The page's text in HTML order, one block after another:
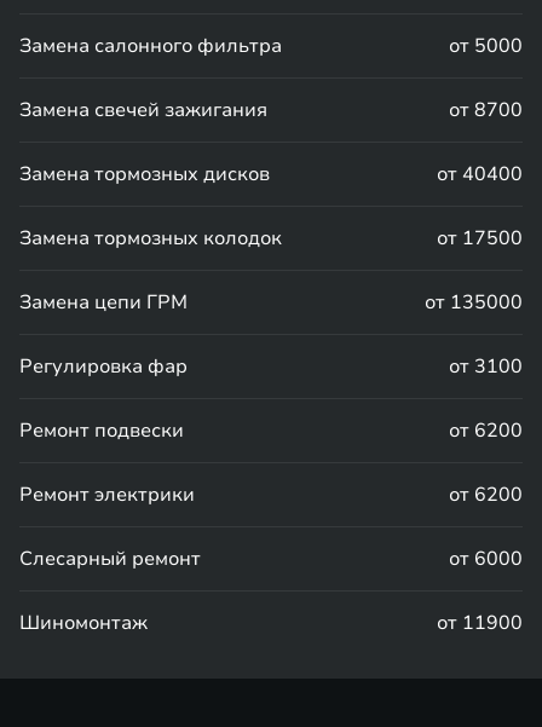
Замена салонного фильтра от 5000
Замена свечей зажигания от 8700
Замена тормозных дисков от 40400
Замена тормозных колодок от 17500
Замена цепи ГРМ от 135000
Регулировка фар от 3100
Ремонт подвески от 6200
Ремонт электрики от 6200
Слесарный ремонт от 6000
Шиномонтаж от 11900